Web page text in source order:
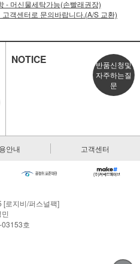
- 머신물세탁가능(손빨래권장)
객센터로 문의바랍니다.(A/S 교환)
NOTICE
반품신청및
자주하는질
문
안내 고객센터
[로지비/퍼스널팩]
호